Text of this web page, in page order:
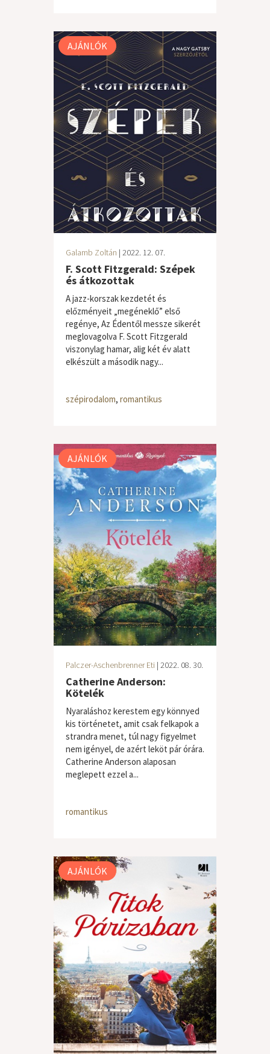
AJÁNLÓK
Galamb Zoltán | 2022. 12. 07.
F. Scott Fitzgerald: Szépek
és átkozottak
A jazz-korszak kezdetét és
előzményeit „megéneklő” első
regénye, Az Édentől messze sikerét
meglovagolva F. Scott Fitzgerald
viszonylag hamar, alig két év alatt
elkészült a második nagy...
szépirodalom, romantikus
AJÁNLÓK
Palczer-Aschenbrenner Eti | 2022. 08. 30.
Catherine Anderson:
Kötelék
Nyaraláshoz kerestem egy könnyed
kis történetet, amit csak felkapok a
strandra menet, túl nagy figyelmet
nem igényel, de azért leköt pár órára.
Catherine Anderson alaposan
meglepett ezzel a...
romantikus
AJÁNLÓK